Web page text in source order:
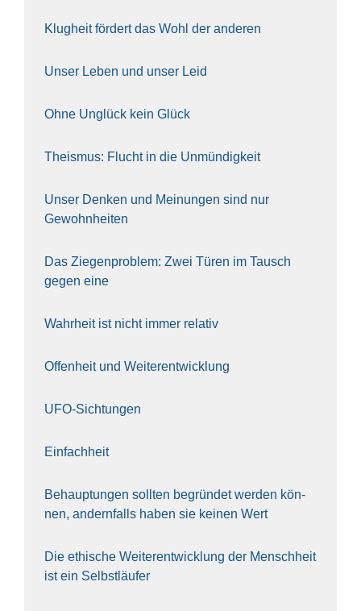
Klug­heit för­dert das Wohl der ande­ren
Unser Leben und unser Leid
Ohne Unglück kein Glück
The­is­mus: Flucht in die Unmün­dig­keit
Unser Den­ken und Mei­nun­gen sind nur
Gewohn­hei­ten
Das Zie­gen­pro­blem: Zwei Türen im Tausch
gegen eine
Wahr­heit ist nicht immer rela­tiv
Offen­heit und Wei­ter­ent­wick­lung
UFO-Sich­tun­gen
Ein­fach­heit
Behaup­tun­gen soll­ten begrün­det wer­den kön­
nen, andern­falls haben sie kei­nen Wert
Die ethi­sche Wei­ter­ent­wick­lung der Mensch­heit
ist ein Selbst­läu­fer